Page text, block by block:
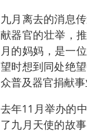
九月离去的消息
献器官的壮举，
月的妈妈，是一
望时想到同处绝
众普及器官捐献事
去年11月举办的
了九月天使的故